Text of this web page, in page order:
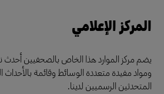
المركز الإعلامي
يضم مركز الموارد هذا الخاص بالصحفيين أحدث
ومواد مفيدة متعددة الوسائط وقائمة بالأحداث
المتحدثين الرسميين لدينا.